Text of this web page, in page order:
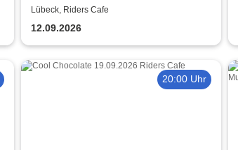
Tour 2026
Lübeck, Riders Cafe
12.09.2026
20:00 Uhr